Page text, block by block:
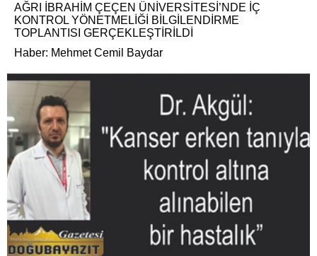
AĞRI İBRAHİM ÇEÇEN ÜNİVERSİTESİ’NDE İÇ
KONTROL YÖNETMELİĞİ BİLGİLENDİRME
TOPLANTISI GERÇEKLEŞTİRİLDİ
Haber: Mehmet Cemil Baydar